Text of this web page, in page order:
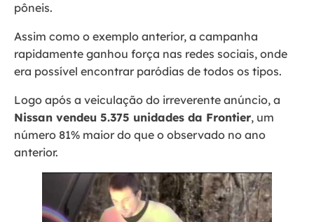
pôneis.
Assim como o exemplo anterior, a campanha
rapidamente ganhou força nas redes sociais, onde
era possível encontrar paródias de todos os tipos.
Logo após a veiculação do irreverente anúncio, a
Nissan vendeu 5.375 unidades da Frontier, um
número 81% maior do que o observado no ano
anterior.